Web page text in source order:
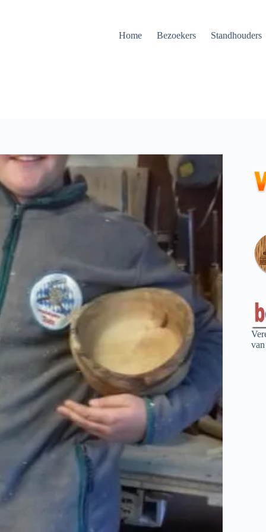
Home Bezoekers Standhouders